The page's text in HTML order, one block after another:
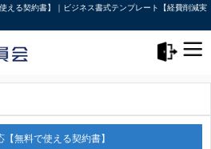
える契約書】｜ビジネス書式テンプレート【経費削減実
無料で使える契約書】